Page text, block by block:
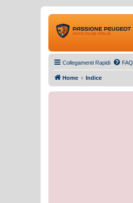
Collegamenti Rapidi FAQ
Home Indice